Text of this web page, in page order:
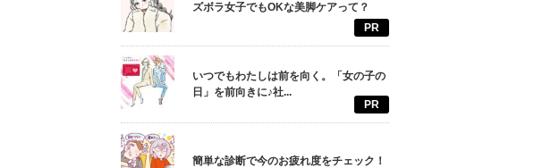
ズボラ女子でもOKな美脚ケアって？
PR
いつでもわたしは前を向く。「女の子の
日」を前向きに♪社...
PR
簡単な診断で今のお疲れ度をチェック！